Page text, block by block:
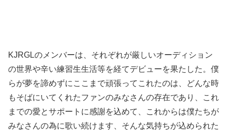
KJRGLのメンバーは、それぞれが厳しいオーディション
の世界や辛い練習生生活等を経てデビューを果たした。僕
らが夢を諦めずにここまで頑張ってこれたのは、どんな時
もそばにいてくれたファンのみなさんの存在であり、これ
までの愛とサポートに感謝を込めて、これからは僕たちが
みなさんの為に歌い続けます、そんな気持ちが込められた